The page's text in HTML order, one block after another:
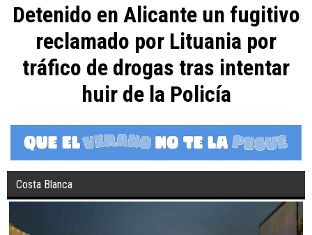
Detenido en Alicante un fugitivo
reclamado por Lituania por
tráfico de drogas tras intentar
huir de la Policía
Costa Blanca